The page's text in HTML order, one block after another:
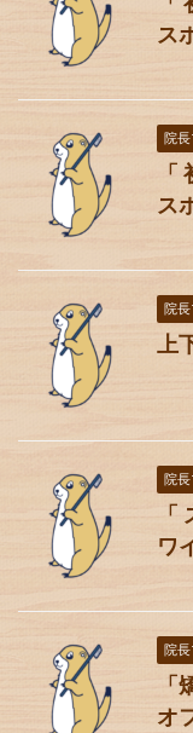
ス
院
ス
院
院
ワ
院
オ